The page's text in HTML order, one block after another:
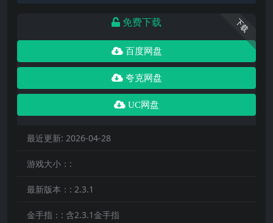
下载
免费下载
百度网盘
夸克网盘
UC网盘
最近更新: 2026-04-28
游戏大小：:
最新版本：: 2.3.1
金手指：: 含2.3.1金手指